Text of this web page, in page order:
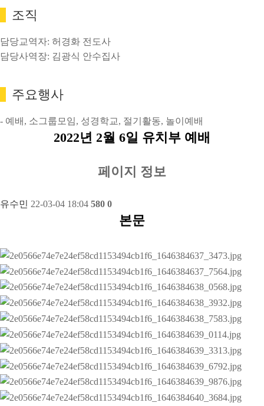
조직
담당교역자: 허경화 전도사
담당사역장: 김광식 안수집사
주요행사
- 예배, 소그룹모임, 성경학교, 절기활동, 놀이예배
2022년 2월 6일 유치부 예배
페이지 정보
유수민 22-03-04 18:04 580 0
본문